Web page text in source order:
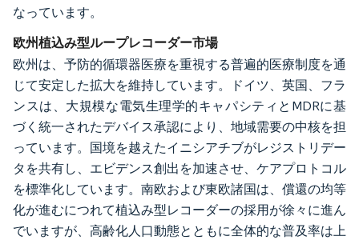
なっています。
欧州植込み型ループレコーダー市場
欧州は、予防的循環器医療を重視する普遍的医療制度を通
じて安定した拡大を維持しています。ドイツ、英国、フラ
ンスは、大規模な電気生理学的キャパシティとMDRに基
づく統一されたデバイス承認により、地域需要の中核を担
っています。国境を越えたイニシアチブがレジストリデー
タを共有し、エビデンス創出を加速させ、ケアプロトコル
を標準化しています。南欧および東欧諸国は、償還の均等
化が進むにつれて植込み型レコーダーの採用が徐々に進ん
でいますが、高齢化人口動態とともに全体的な普及率は上